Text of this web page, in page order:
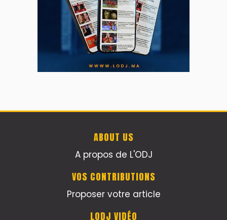
ABOUT US
A propos de L'ODJ
VOS CONTRIBUTIONS
Proposer votre article
LODJ VIDÉO